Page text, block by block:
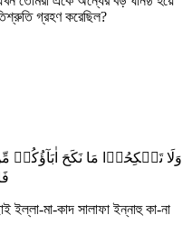
গ্রহণ করেছিল?
وَلَا تَنۡکِحُوۡا مَا نَکَحَ اٰبَآؤُکُمۡ
ইল্লা-মা-কাদ সালাফা ইন্নাহু কা-না